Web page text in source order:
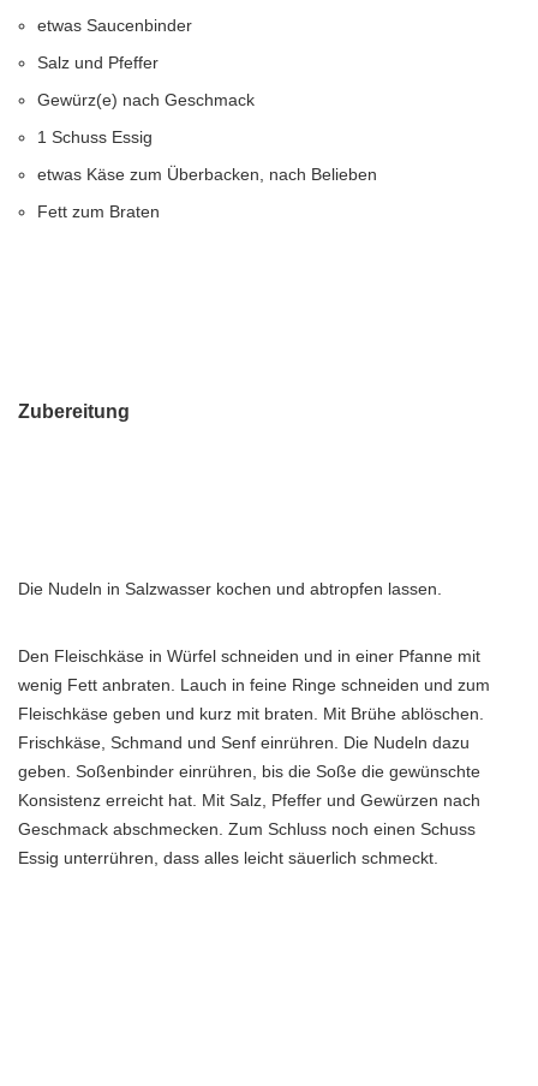
etwas Saucenbinder
Salz und Pfeffer
Gewürz(e) nach Geschmack
1 Schuss Essig
etwas Käse zum Überbacken, nach Belieben
Fett zum Braten
Zubereitung
Die Nudeln in Salzwasser kochen und abtropfen lassen.
Den Fleischkäse in Würfel schneiden und in einer Pfanne mit
wenig Fett anbraten. Lauch in feine Ringe schneiden und zum
Fleischkäse geben und kurz mit braten. Mit Brühe ablöschen.
Frischkäse, Schmand und Senf einrühren. Die Nudeln dazu
geben. Soßenbinder einrühren, bis die Soße die gewünschte
Konsistenz erreicht hat. Mit Salz, Pfeffer und Gewürzen nach
Geschmack abschmecken. Zum Schluss noch einen Schuss
Essig unterrühren, dass alles leicht säuerlich schmeckt.